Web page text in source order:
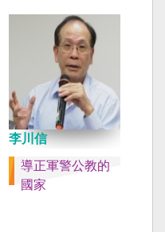
李川信
導正軍警公教的
國家